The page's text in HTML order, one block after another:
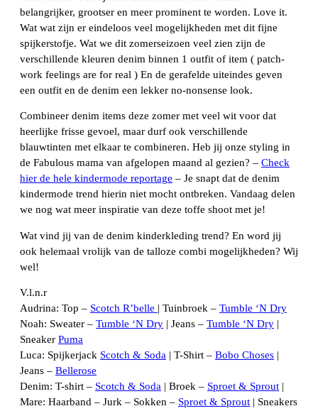
belangrijker, grootser en meer prominent te worden. Love it.
Wat wat zijn er eindeloos veel mogelijkheden met dit fijne
spijkerstofje. Wat we dit zomerseizoen veel zien zijn de
verschillende kleuren denim binnen 1 outfit of item ( patch-
work feelings are for real ) En de gerafelde uiteindes geven
een outfit en de denim een lekker no-nonsense look.
Combineer denim items deze zomer met veel wit voor dat
heerlijke frisse gevoel, maar durf ook verschillende
blauwtinten met elkaar te combineren. Heb jij onze styling in
de Fabulous mama van afgelopen maand al gezien? – Check
hier de hele kindermode reportage – Je snapt dat de denim
kindermode trend hierin niet mocht ontbreken. Vandaag delen
we nog wat meer inspiratie van deze toffe shoot met je!
Wat vind jij van de denim kinderkleding trend? En word jij
ook helemaal vrolijk van de talloze combi mogelijkheden? Wij
wel!
V.l.n.r
Audrina: Top – Scotch R’belle | Tuinbroek – Tumble ‘N Dry
Noah: Sweater – Tumble ‘N Dry | Jeans – Tumble ‘N Dry |
Sneaker Puma
Luca: Spijkerjack Scotch & Soda | T-Shirt – Bobo Choses |
Jeans – Bellerose
Denim: T-shirt – Scotch & Soda | Broek – Sproet & Sprout |
Mare: Haarband – Jurk – Sokken – Sproet & Sprout | Sneakers